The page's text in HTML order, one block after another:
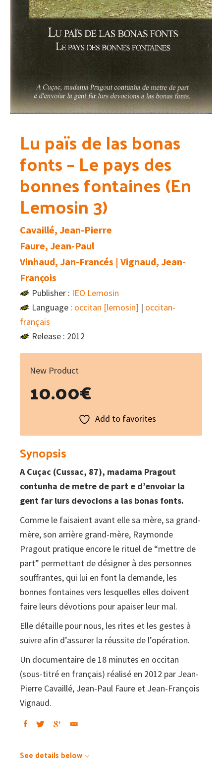
Lu païs de las bonas
fonts – Le pays des
bonnes fontaines (En
Lemosin 3)
Cavaillé, Jean-Pierre
Faure, Jean-Paul
Vinhaud, Jan-Francés | Vignaud, Jean-
François
Publisher : IEO Lemosin
Language : occitan [lemosin] | occitan-
français
Release : 2012
New Product
10.00€
Add to favorites
Synopsis
A Cuçac (Cussac, 87), madama Pragout
contunha de metre de part e d’envoiar la
gent far lurs devocions a las bonas fonts.
Comme le faisaient avant elle sa mère, sa grand-
mère, son arrière grand-mère, Raymonde
Pragout pratique encore le rituel de “mettre de
part” permettant de désigner à des personnes
souffrantes, qui lui en font la demande, les
bonnes fontaines vers lesquelles elles doivent
faire leurs dévotions pour apaiser leur mal.
Elle détaille pour nous, les rites et les gestes à
suivre afin d’assurer la réussite de l’opération.
Un documentaire de 18 minutes en occitan
(sous-titré en français) réalisé en 2012 par Jean-
Pierre Cavaillé, Jean-Paul Faure et Jean-François
Vignaud.
See details below